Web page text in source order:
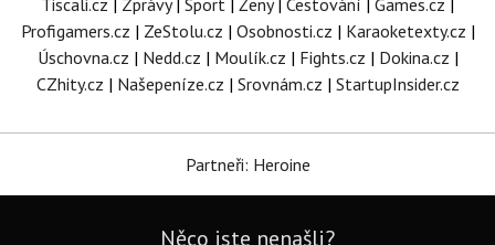
Tiscali.cz | Zprávy| Sport | Ženy| Cestování | Games.cz |
Profigamers.cz | ZeStolu.cz | Osobnosti.cz | Karaoketexty.cz |
Úschovna.cz | Nedd.cz | Moulík.cz | Fights.cz | Dokina.cz |
CZhity.cz | Našepeníze.cz | Srovnám.cz | StartupInsider.cz
Partneři: Heroine
Něco jste nenašli?